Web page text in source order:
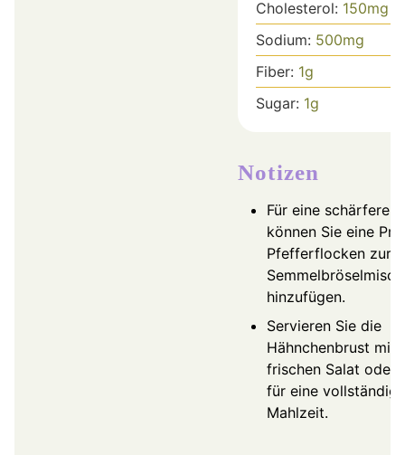
Cholesterol: 150mg
Sodium: 500mg
Fiber: 1g
Sugar: 1g
Notizen
Für eine schärfere
können Sie eine
Pfefferflocken zur
hinzufügen.
Servieren Sie die
Hähnchenbrust mit
frischen Salat oder
für eine vollständige
Mahlzeit.